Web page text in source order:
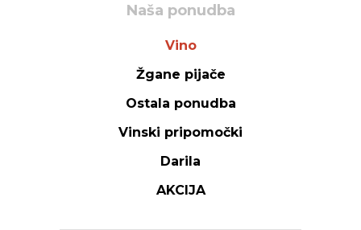
Naša ponudba
Vino
Žgane pijače
Ostala ponudba
Vinski pripomočki
Darila
AKCIJA